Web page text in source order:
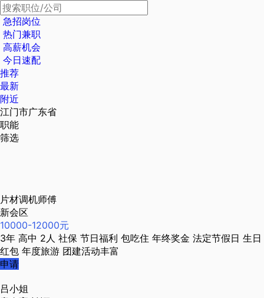
急招岗位
热门兼职
高薪机会
今日速配
推荐
最新
附近
江门市广东省
职能
筛选
片材调机师傅
新会区
10000-12000元
3年 高中 2人 社保 节日福利 包吃住 年终奖金 法定节假日 生日
红包 年度旅游 团建活动丰富
申请
吕小姐